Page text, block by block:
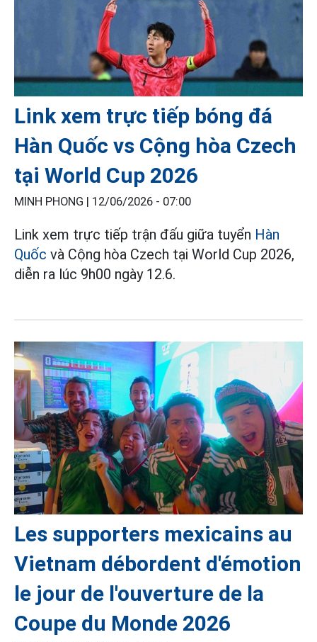
Link xem trực tiếp bóng đá
Hàn Quốc vs Cộng hòa Czech
tại World Cup 2026
MINH PHONG | 12/06/2026 - 07:00
Link xem trực tiếp trận đấu giữa tuyển Hàn
Quốc và Cộng hòa Czech tại World Cup 2026,
diễn ra lúc 9h00 ngày 12.6.
Les supporters mexicains au
Vietnam débordent d'émotion
le jour de l'ouverture de la
Coupe du Monde 2026